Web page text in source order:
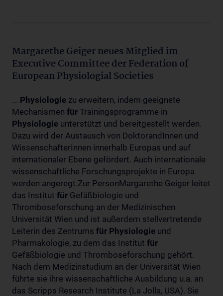
Margarethe Geiger neues Mitglied im
Executive Committee der Federation of
European Physiologial Societies
... Physiologie zu erweitern, indem geeignete
Mechanismen für Trainingsprogramme in
Physiologie unterstützt und bereitgestellt werden.
Dazu wird der Austausch von DoktorandInnen und
WissenschafterInnen innerhalb Europas und auf
internationaler Ebene gefördert. Auch internationale
wissenschaftliche Forschungsprojekte in Europa
werden angeregt.Zur PersonMargarethe Geiger leitet
das Institut für Gefäßbiologie und
Thromboseforschung an der Medizinischen
Universität Wien und ist außerdem stellvertretende
Leiterin des Zentrums für Physiologie und
Pharmakologie, zu dem das Institut für
Gefäßbiologie und Thromboseforschung gehört.
Nach dem Medizinstudium an der Universität Wien
führte sie ihre wissenschaftliche Ausbildung u.a. an
das Scripps Research Institute (La Jolla, USA). Sie